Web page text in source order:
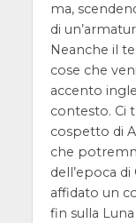
ma,
di
Neanche il
cose che
accento
contesto. Ci
cospetto di
che
dell’epoca di
affidato un
fin sulla